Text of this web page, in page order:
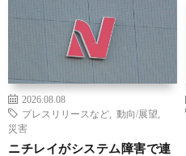
2026.08.08
プレスリリースなど
動向/展望
災害
ニチレイがシステム障害で連